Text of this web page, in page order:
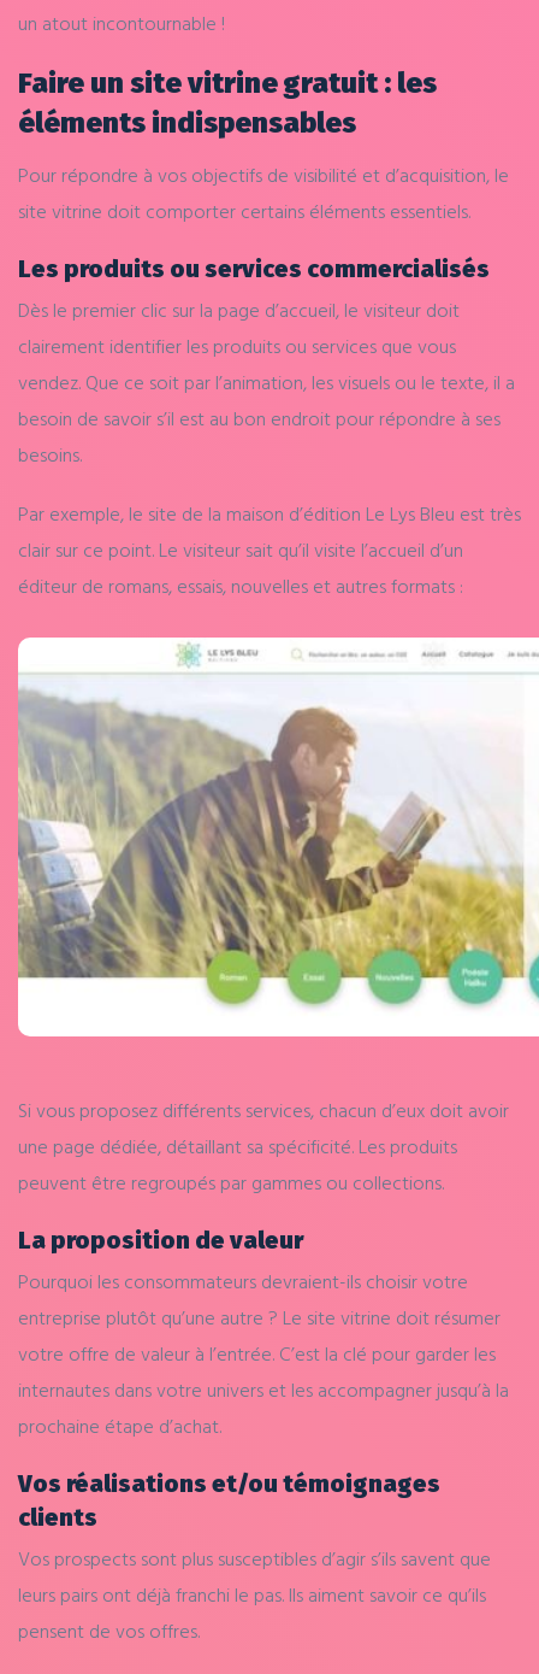
un atout incontournable !
Faire un site vitrine gratuit : les
éléments indispensables
Pour répondre à vos objectifs de visibilité et d’acquisition, le
site vitrine doit comporter certains éléments essentiels.
Les produits ou services commercialisés
Dès le premier clic sur la page d’accueil, le visiteur doit
clairement identifier les produits ou services que vous
vendez. Que ce soit par l’animation, les visuels ou le texte, il a
besoin de savoir s’il est au bon endroit pour répondre à ses
besoins.
Par exemple, le site de la maison d’édition Le Lys Bleu est très
clair sur ce point. Le visiteur sait qu’il visite l’accueil d’un
éditeur de romans, essais, nouvelles et autres formats :
Si vous proposez différents services, chacun d’eux doit avoir
une page dédiée, détaillant sa spécificité. Les produits
peuvent être regroupés par gammes ou collections.
La proposition de valeur
Pourquoi les consommateurs devraient-ils choisir votre
entreprise plutôt qu’une autre ? Le site vitrine doit résumer
votre offre de valeur à l’entrée. C’est la clé pour garder les
internautes dans votre univers et les accompagner jusqu’à la
prochaine étape d’achat.
Vos réalisations et/ou témoignages
clients
Vos prospects sont plus susceptibles d’agir s’ils savent que
leurs pairs ont déjà franchi le pas. Ils aiment savoir ce qu’ils
pensent de vos offres.